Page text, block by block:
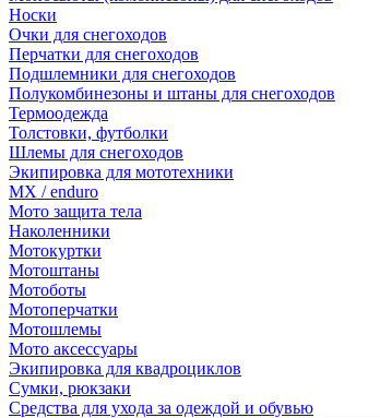
Носки
Очки для снегоходов
Перчатки для снегоходов
Подшлемники для снегоходов
Полукомбинезоны и штаны для снегоходов
Термоодежда
Толстовки, футболки
Шлемы для снегоходов
Экипировка для мототехники
MX / enduro
Мото защита тела
Наколенники
Мотокуртки
Мотоштаны
Мотоботы
Мотоперчатки
Мотошлемы
Мото аксессуары
Экипировка для квадроциклов
Сумки, рюкзаки
Средства для ухода за одеждой и обувью